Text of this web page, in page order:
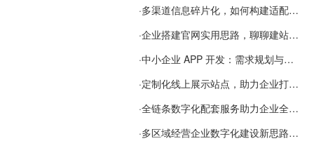
·多渠道信息碎片化，如何构建适配 AI 检索的品牌信息源
·企业搭建官网实用思路，聊聊建站容易忽视的问题
·中小企业 APP 开发：需求规划与项目落地避坑经验分享
·定制化线上展示站点，助力企业打通线上经营渠道
·全链条数字化配套服务助力企业全域线上经营
·多区域经营企业数字化建设新思路：多端载体与地域检索一体化落地思路分享